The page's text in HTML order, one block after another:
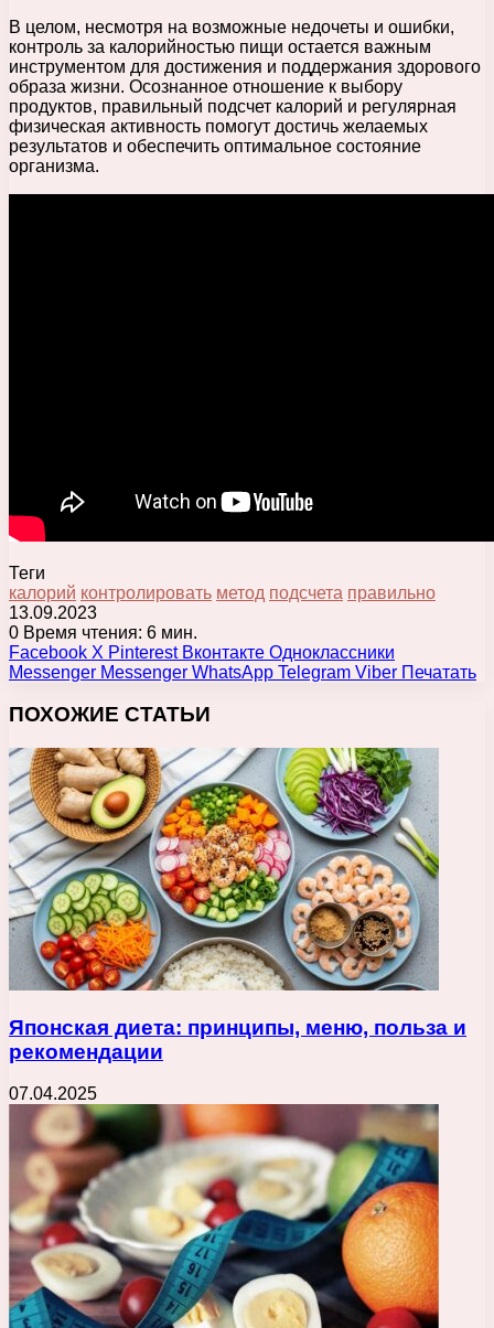
В целом, несмотря на возможные недочеты и ошибки,
контроль за калорийностью пищи остается важным
инструментом для достижения и поддержания здорового
образа жизни. Осознанное отношение к выбору
продуктов, правильный подсчет калорий и регулярная
физическая активность помогут достичь желаемых
результатов и обеспечить оптимальное состояние
организма.
Теги
калорий контролировать метод подсчета правильно
13.09.2023
0 Время чтения: 6 мин.
Facebook X Pinterest Вконтакте Одноклассники
Messenger Messenger WhatsApp Telegram Viber Печатать
ПОХОЖИЕ СТАТЬИ
Японская диета: принципы, меню, польза и
рекомендации
07.04.2025